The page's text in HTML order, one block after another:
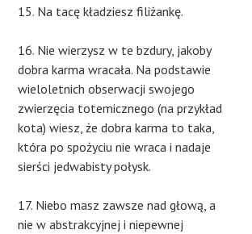
15. Na tacę kładziesz filiżankę.
16. Nie wierzysz w te bzdury, jakoby
dobra karma wracała. Na podstawie
wieloletnich obserwacji swojego
zwierzęcia totemicznego (na przykład
kota) wiesz, że dobra karma to taka,
która po spożyciu nie wraca i nadaje
sierści jedwabisty połysk.
17. Niebo masz zawsze nad głową, a
nie w abstrakcyjnej i niepewnej